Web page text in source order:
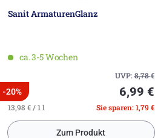
Sanit ArmaturenGlanz
ca. 3-5 Wochen
UVP:8,78€
-20% 6,99 €
13,98 € / 1 l Sie sparen: 1,79 €
Zum Produkt